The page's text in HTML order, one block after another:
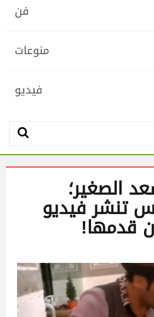
فن
منوعات
فيديو
الصغير؛
تنشر فيديو
قدمها!